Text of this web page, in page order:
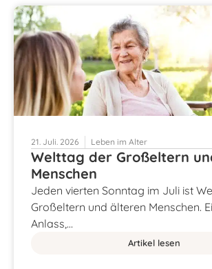
21. Juli. 2026 Leben im Alter
Welttag der Großeltern
Menschen
Jeden vierten Sonntag im Juli ist
Großeltern und älteren Menschen.
Anlass,…
Artikel lesen